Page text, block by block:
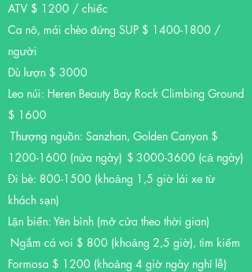
ATV $ 1200 / chiếc
Ca nô, mái chèo đứng SUP $ 1400-1800 /
người
Dù lượn $ 3000
Leo núi: Heren Beauty Bay Rock Climbing Ground
$ 1600
Thượng nguồn: Sanzhan, Golden Canyon $
1200-1600 (nửa ngày) $ 3000-3600 (cả ngày)
Đi bè: 800-1500 (khoảng 1,5 giờ lái xe từ
khách sạn)
Lặn biển: Yên bình (mở cửa theo thời gian)
Ngắm cá voi $ 800 (khoảng 2,5 giờ), tìm kiếm
Formosa $ 1200 (khoảng 4 giờ ngày nghỉ lễ)